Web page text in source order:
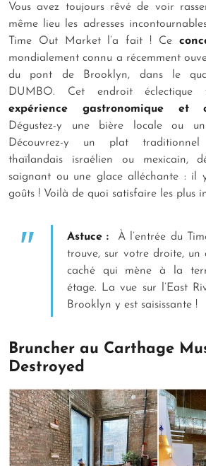
Vous avez toujours rêvé de voir
même lieu les adresses
Time Out Market l’a fait ! Ce
mondialement connu a récemment
du pont de Brooklyn, dans le
DUMBO. Cet endroit
expérience gastronomique et
Dégustez-y une bière locale ou
Découvrez-y un plat traditionnel
thaïlandais israélien ou mexicain,
saignant ou une glace alléchante : il
goûts ! Voilà de quoi satisfaire les plus
Astuce : À l’entrée du
trouve, sur votre droite, un
caché qui mène à la
étage. La vue sur l’East
Brooklyn y est saisissante !
Bruncher au Carthage
Destroyed